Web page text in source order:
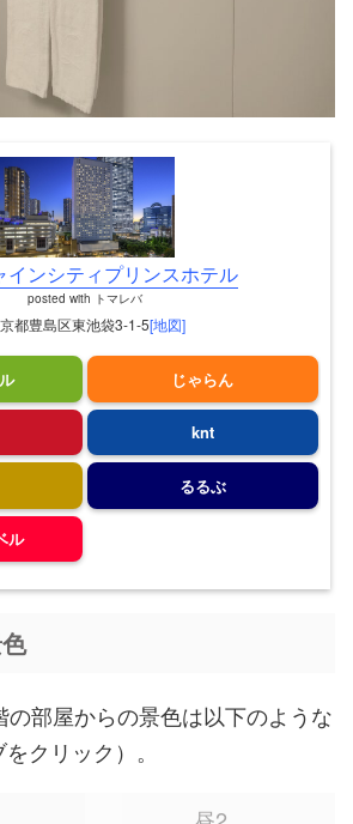
インシティプリンスホテル
posted with トマレバ
都豊島区東池袋3-1-5[地図]
じゃらん
knt
るるぶ
ル
部屋からの景色は以下のような
クリック）。